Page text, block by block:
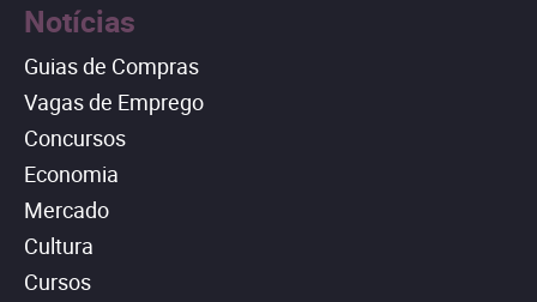
Notícias
Guias de Compras
Vagas de Emprego
Concursos
Economia
Mercado
Cultura
Cursos